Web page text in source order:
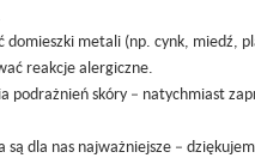
metali (np. cynk, miedź,
reakcje alergiczne.
podrażnień skóry – natychmiast
są dla nas najważniejsze –